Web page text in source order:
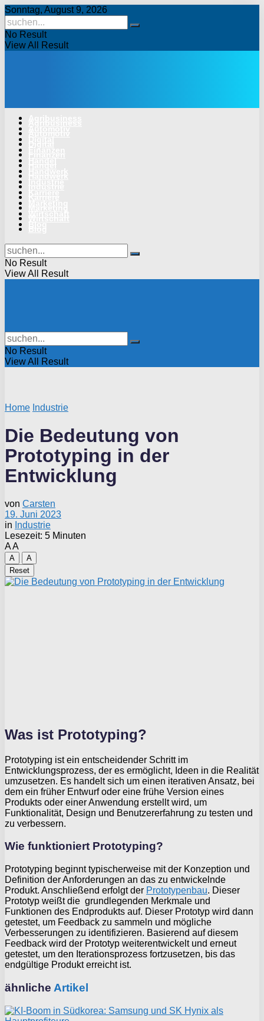
Sonntag, August 9, 2026
No Result
View All Result
No Result
View All Result
No Result
View All Result
Home Industrie
Die Bedeutung von
Prototyping in der
Entwicklung
von Carsten
19. Juni 2023
in Industrie
Lesezeit: 5 Minuten
AA
A
A
Reset
Was ist Prototyping?
Prototyping ist ein entscheidender Schritt im
Entwicklungsprozess, der es ermöglicht, Ideen in die Realität
umzusetzen. Es handelt sich um einen iterativen Ansatz, bei
dem ein früher Entwurf oder eine frühe Version eines
Produkts oder einer Anwendung erstellt wird, um
Funktionalität, Design und Benutzererfahrung zu testen und
zu verbessern.
Wie funktioniert Prototyping?
Prototyping beginnt typischerweise mit der Konzeption und
Definition der Anforderungen an das zu entwickelnde
Produkt. Anschließend erfolgt der Prototypenbau. Dieser
Prototyp weißt die grundlegenden Merkmale und
Funktionen des Endprodukts auf. Dieser Prototyp wird dann
getestet, um Feedback zu sammeln und mögliche
Verbesserungen zu identifizieren. Basierend auf diesem
Feedback wird der Prototyp weiterentwickelt und erneut
getestet, um den Iterationsprozess fortzusetzen, bis das
endgültige Produkt erreicht ist.
ähnliche Artikel